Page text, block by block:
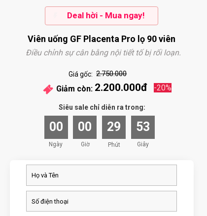
Giây
Phút
Giờ
Ngày
Siêu sale chỉ diễn ra trong:
00 00 29 53
2.750.000
Giá gốc:
Deal hời - Mua ngay!
Viên uống GF Placenta Pro lọ 90 viên
Điều chỉnh sự cân bằng nội tiết tố bị rối loạn.
2.200.000đ
Giảm còn: -20%